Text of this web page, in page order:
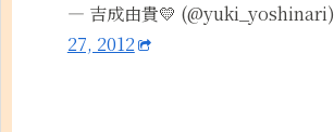
— 吉成由貴💛 (@yuki_yoshinari)
27, 2012